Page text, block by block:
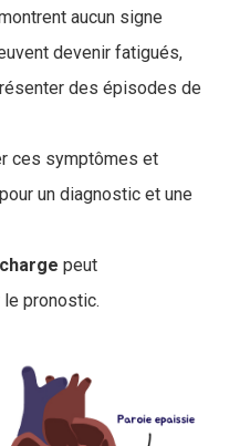
aucun signe
devenir fatigués,
des épisodes de
ces symptômes et
un diagnostic et une
peut
pronostic.